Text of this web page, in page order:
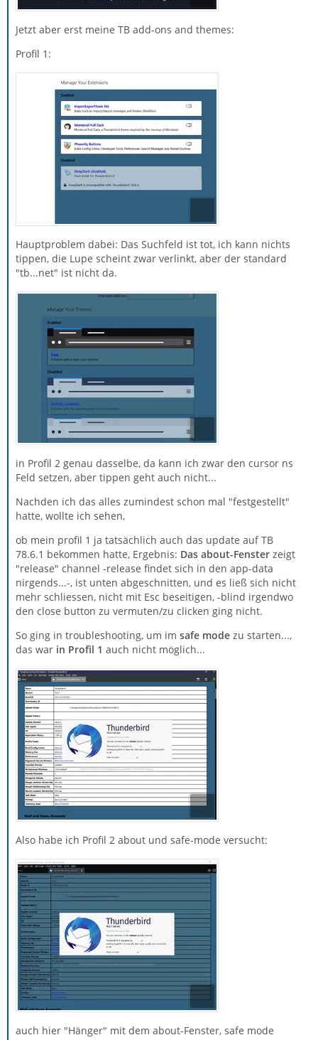
Jetzt aber erst meine TB add-ons and themes:
Profil 1:
Hauptproblem dabei: Das Suchfeld ist tot, ich kann nichts
tippen, die Lupe scheint zwar verlinkt, aber der standard
"tb...net" ist nicht da.
in Profil 2 genau dasselbe, da kann ich zwar den cursor ns
Feld setzen, aber tippen geht auch nicht...
Nachden ich das alles zumindest schon mal "festgestellt"
hatte, wollte ich sehen,
ob mein profil 1 ja tatsächlich auch das update auf TB
78.6.1 bekommen hatte, Ergebnis: Das about-Fenster zeigt
"release" channel -release findet sich in den app-data
nirgends...-, ist unten abgeschnitten, und es ließ sich nicht
mehr schliessen, nicht mit Esc beseitigen, -blind irgendwo
den close button zu vermuten/zu clicken ging nicht.
So ging in troubleshooting, um im safe mode zu starten...,
das war in Profil 1 auch nicht möglich...
Also habe ich Profil 2 about und safe-mode versucht:
auch hier "Hänger" mit dem about-Fenster, safe mode